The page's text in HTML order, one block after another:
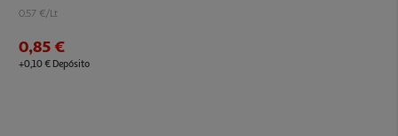
0.57 €/Lt
0,85 €
+0,10 € Depósito